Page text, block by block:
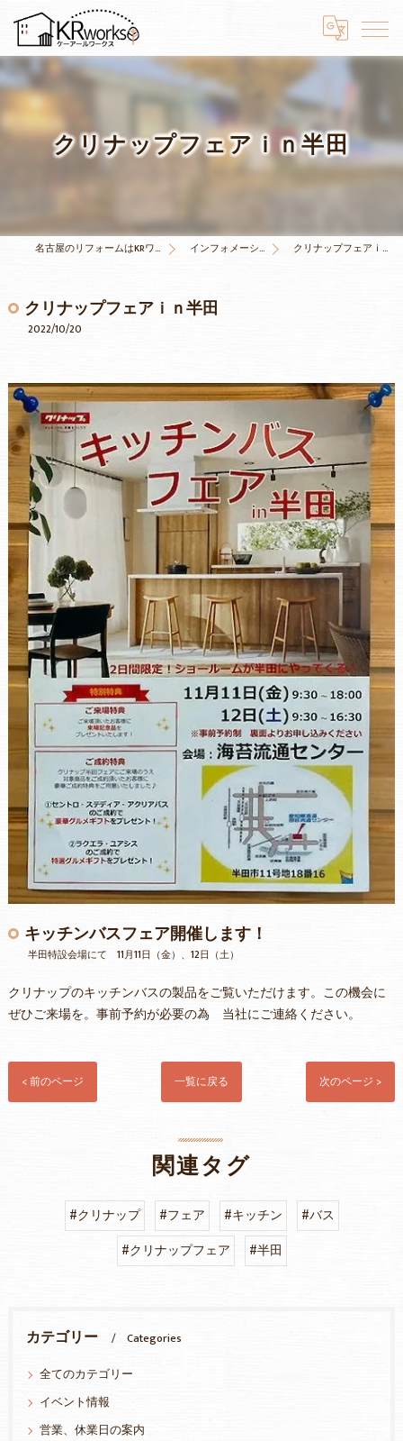
クリナップフェアｉｎ半田
名古屋のリフォームはKRワークス インフォメーション クリナップフェアｉｎ半田
クリナップフェアｉｎ半田
2022/10/20
キッチンバスフェア開催します！
半田特設会場にて 11月11日（金）、12日（土）
クリナップのキッチンバスの製品をご覧いただけます。この機会に
ぜひご来場を。事前予約が必要の為 当社にご連絡ください。
< 前のページ 一覧に戻る 次のページ >
関連タグ
#クリナップ #フェア #キッチン
#バス
#クリナップフェア
#半田
カテゴリー
Categories
全てのカテゴリー
イベント情報
営業、休業日の案内